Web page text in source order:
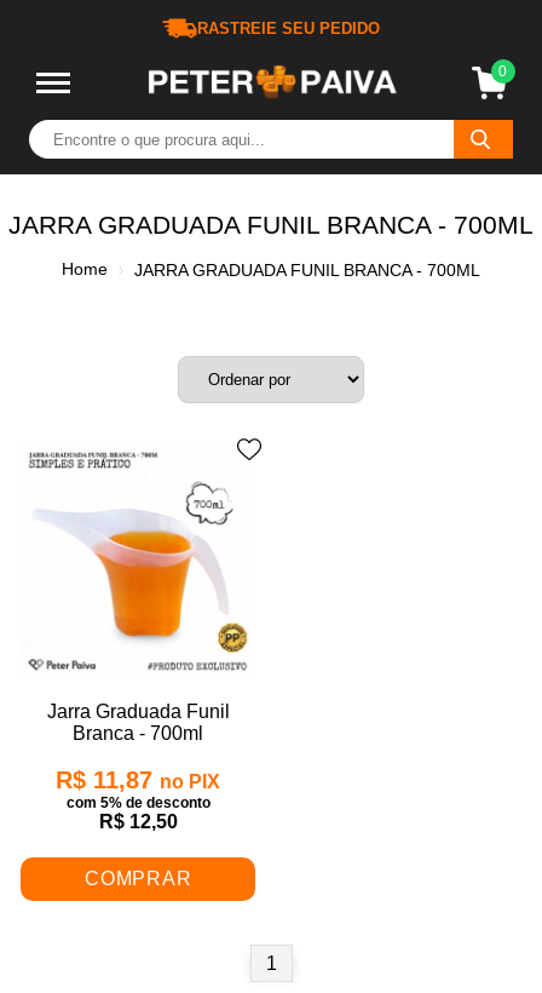
RASTREIE SEU PEDIDO
0
JARRA GRADUADA FUNIL BRANCA - 700ML
Home JARRA GRADUADA FUNIL BRANCA - 700ML
Jarra Graduada Funil
Branca - 700ml
R$ 11,87 no PIX
com 5% de desconto
R$ 12,50
COMPRAR
1